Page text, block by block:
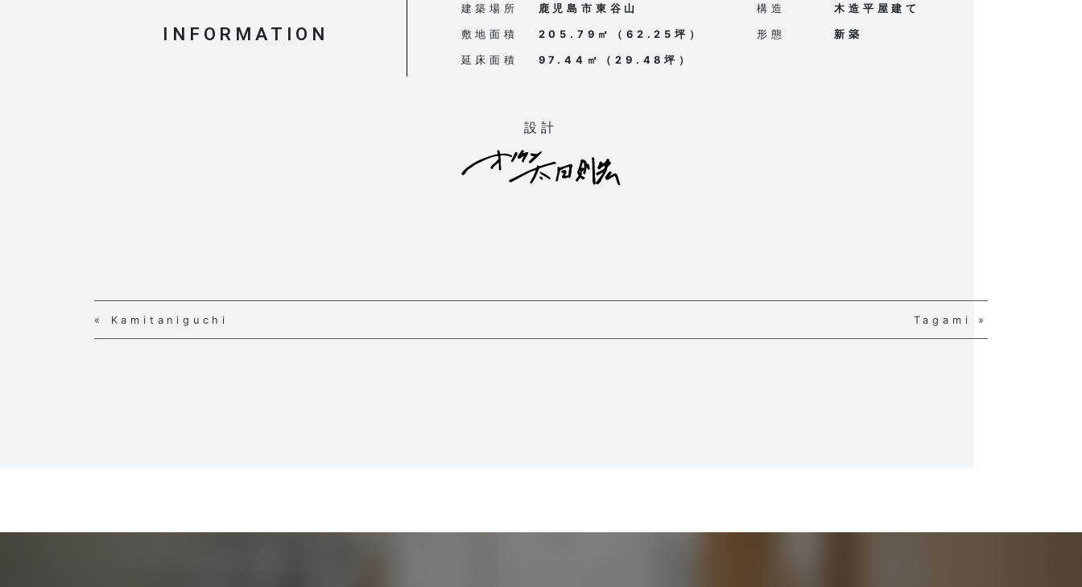
INFORMATION
建築場所 鹿児島市東谷山
敷地面積 205.79㎡（62.25坪）
延床面積 97.44㎡（29.48坪）
構造 木造平屋建て
形態 新築
設計
« Kamitaniguchi Tagami »